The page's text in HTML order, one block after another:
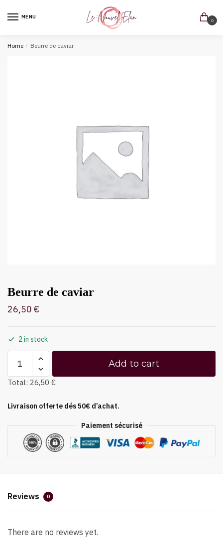
MENU
0
Home / Beurre de caviar
Beurre de caviar
26,50 €
2 in stock
Add to cart
Total: 26,50 €
Livraison offerte dés 50€ d’achat.
Paiement sécurisé
Reviews 0
There are no reviews yet.